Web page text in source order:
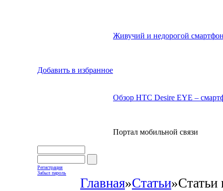
Добавить в избранное
Живучий и недорогой
Обзор HTC Desire EYE –
Портал мобильной связи
Регистрация
Забыл пароль
Главная»Статьи»Статьи